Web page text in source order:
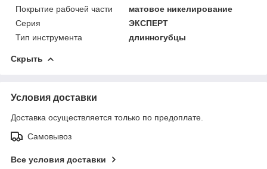
Покрытие рабочей части
матовое никелирование
Серия
ЭКСПЕРТ
Тип инструмента
длинногубцы
Скрыть
Условия доставки
Доставка осуществляется только по предоплате.
Самовывоз
Все условия доставки